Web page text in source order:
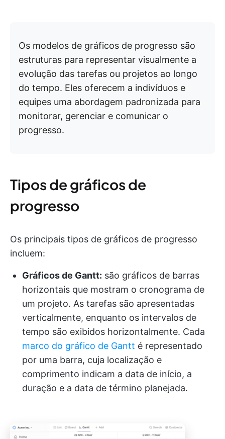
Os modelos de gráficos de progresso são
estruturas para representar visualmente a
evolução das tarefas ou projetos ao longo
do tempo. Eles oferecem a indivíduos e
equipes uma abordagem padronizada para
monitorar, gerenciar e comunicar o
progresso.
Tipos de gráficos de
progresso
Os principais tipos de gráficos de progresso
incluem:
Gráficos de Gantt: são gráficos de barras
horizontais que mostram o cronograma de
um projeto. As tarefas são apresentadas
verticalmente, enquanto os intervalos de
tempo são exibidos horizontalmente. Cada
marco do gráfico de Gantt é representado
por uma barra, cuja localização e
comprimento indicam a data de início, a
duração e a data de término planejada.